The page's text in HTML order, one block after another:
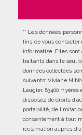
** Les données
fins de vous
informatisé. Elles sont
traitants dans le seul
données collectées
suivants: Viviane
Laugier, 83400
disposez de droits
portabilité, de
consentement à tout
réclamation auprès